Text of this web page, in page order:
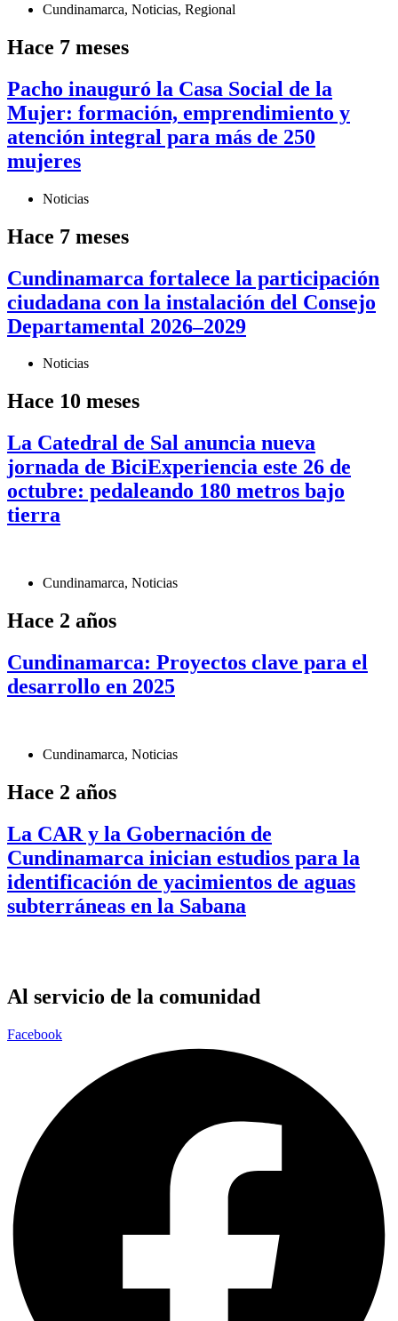
Cundinamarca, Noticias, Regional
Hace 7 meses
Pacho inauguró la Casa Social de la
Mujer: formación, emprendimiento y
atención integral para más de 250
mujeres
Noticias
Hace 7 meses
Cundinamarca fortalece la participación
ciudadana con la instalación del Consejo
Departamental 2026–2029
Noticias
Hace 10 meses
La Catedral de Sal anuncia nueva
jornada de BiciExperiencia este 26 de
octubre: pedaleando 180 metros bajo
tierra
Cundinamarca, Noticias
Hace 2 años
Cundinamarca: Proyectos clave para el
desarrollo en 2025
Cundinamarca, Noticias
Hace 2 años
La CAR y la Gobernación de
Cundinamarca inician estudios para la
identificación de yacimientos de aguas
subterráneas en la Sabana
Al servicio de la comunidad
Facebook